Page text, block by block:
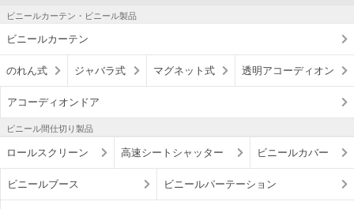
ビニールカーテン・ビニール製品
ビニールカーテン
のれん式 ジャバラ式 マグネット式 透明アコーディオン
アコーディオンドア
ビニール間仕切り製品
ロールスクリーン 高速シートシャッター ビニールカバー
ビニールブース ビニールパーテーション